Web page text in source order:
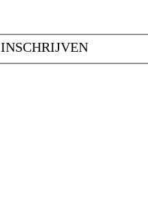
INSCHRIJVEN